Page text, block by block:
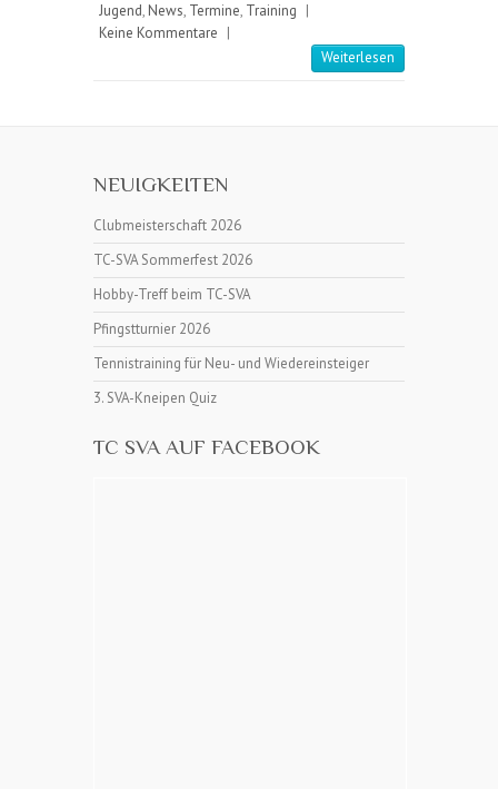
Jugend, News, Termine, Training |
Keine Kommentare |
Weiterlesen
NEUIGKEITEN
Clubmeisterschaft 2026
TC-SVA Sommerfest 2026
Hobby-Treff beim TC-SVA
Pfingstturnier 2026
Tennistraining für Neu- und Wiedereinsteiger
3. SVA-Kneipen Quiz
TC SVA AUF FACEBOOK